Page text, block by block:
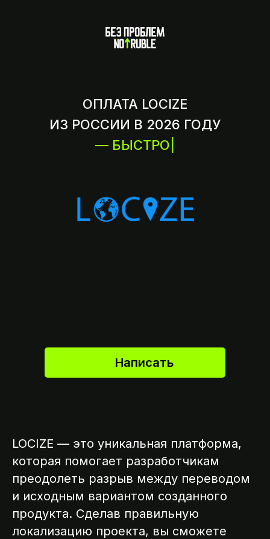
ОПЛАТА LOCIZE
ИЗ РОССИИ В 2026 ГОДУ
— БЫСТРО
Написать
LOCIZE — это уникальная платформа,
которая помогает разработчикам
преодолеть разрыв между переводом
и исходным вариантом созданного
продукта. Сделав правильную
локализацию проекта, вы сможете